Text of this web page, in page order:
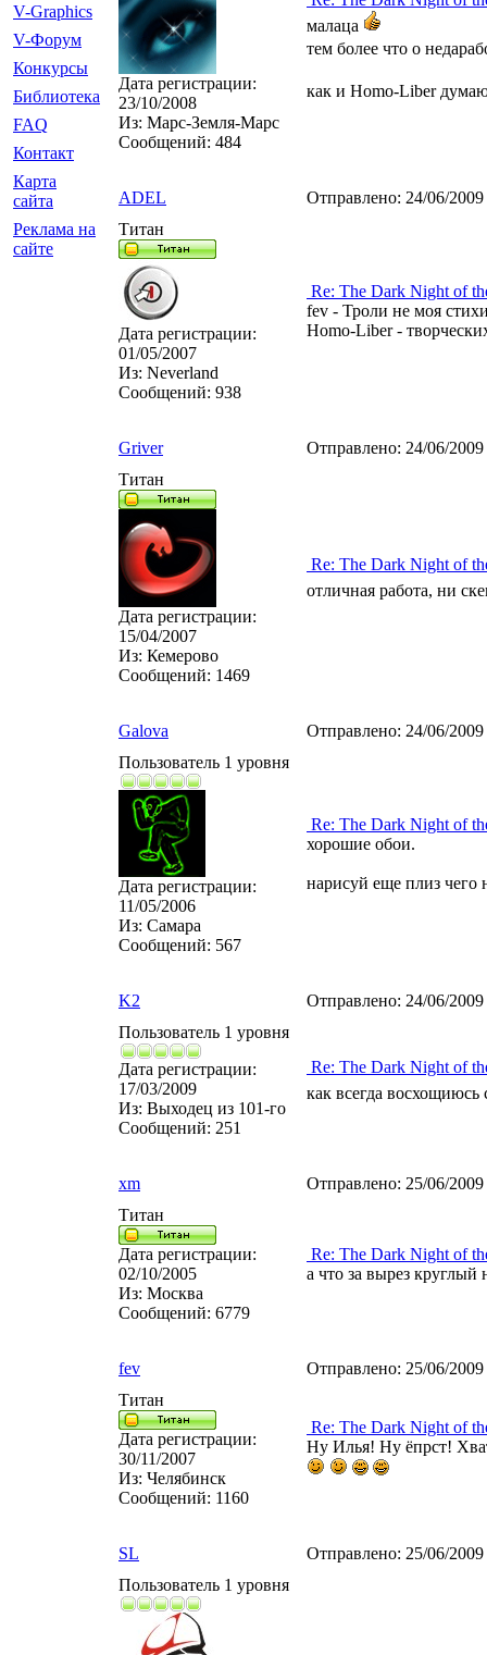
V-Graphics
V-Форум
Конкурсы
Библиотека
FAQ
Контакт
Карта
сайта
Реклама на
сайте
Дата регистрации:
23/10/2008
Из: Марс-Земля-Марс
Сообщений: 484
малаца
тем более что о
как и Homo-Liber
ADEL Отправлено: 24/06/
Титан
Дата регистрации:
01/05/2007
Из: Neverland
Сообщений: 938
Re: The Dark Night of
fev - Троли не моя
Homo-Liber -
Griver Отправлено: 24/06/
Титан
Дата регистрации:
15/04/2007
Из: Кемерово
Сообщений: 1469
Re: The Dark Night of
отличная работа, ни
Galova Отправлено: 24/06/
Пользователь 1 уровня
Дата регистрации:
11/05/2006
Из: Самара
Сообщений: 567
Re: The Dark Night of
хорошие обои.
нарисуй еще плиз чего
K2 Отправлено: 24/06/
Пользователь 1 уровня
Дата регистрации:
17/03/2009
Из: Выходец из 101-го
Сообщений: 251
Re: The Dark Night of
как всегда
xm Отправлено: 25/06/
Титан
Дата регистрации:
02/10/2005
Из: Москва
Сообщений: 6779
Re: The Dark Night of
а что за вырез круглый
fev Отправлено: 25/06/
Титан
Дата регистрации:
30/11/2007
Из: Челябинск
Сообщений: 1160
Re: The Dark Night of
Ну Илья! Ну ёпрст!
SL Отправлено: 25/06/
Пользователь 1 уровня